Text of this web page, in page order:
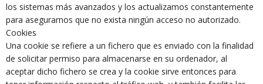
los sistemas más avanzados y los actualizamos constantemente
para asegurarnos que no exista ningún acceso no autorizado.
Cookies
Una cookie se refiere a un fichero que es enviado con la finalidad
de solicitar permiso para almacenarse en su ordenador, al
aceptar dicho fichero se crea y la cookie sirve entonces para